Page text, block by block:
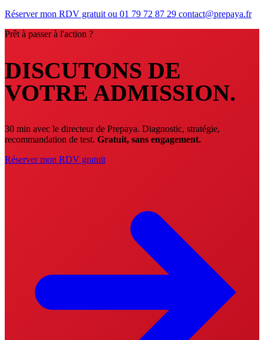
Réserver mon RDV gratuit ou 01 79 72 87 29 contact@prepaya.fr
Prêt à passer à l'action ?
DISCUTONS DE
VOTRE ADMISSION.
30 min avec le directeur de Prepaya. Diagnostic, stratégie,
recommandation de test. Gratuit, sans engagement.
Réserver mon RDV gratuit